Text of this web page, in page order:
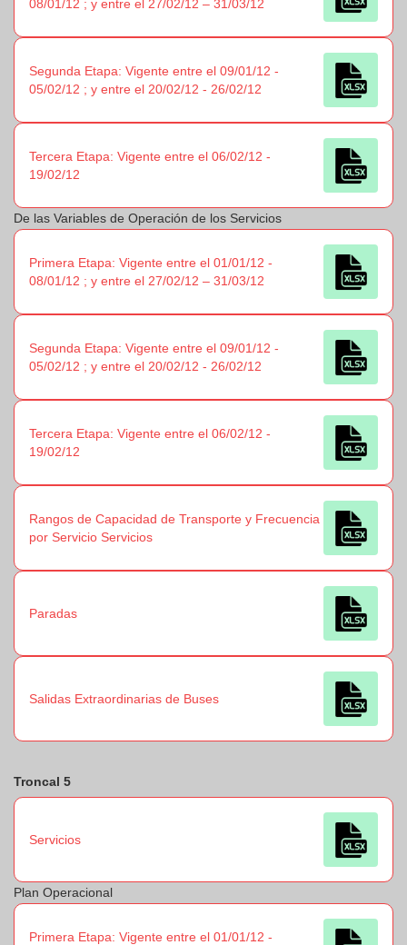
08/01/12 ; y entre el 27/02/12 – 31/03/12
Segunda Etapa: Vigente entre el 09/01/12 -
05/02/12 ; y entre el 20/02/12 - 26/02/12
Tercera Etapa: Vigente entre el 06/02/12 -
19/02/12
De las Variables de Operación de los Servicios
Primera Etapa: Vigente entre el 01/01/12 -
08/01/12 ; y entre el 27/02/12 – 31/03/12
Segunda Etapa: Vigente entre el 09/01/12 -
05/02/12 ; y entre el 20/02/12 - 26/02/12
Tercera Etapa: Vigente entre el 06/02/12 -
19/02/12
Rangos de Capacidad de Transporte y Frecuencia
por Servicio Servicios
Paradas
Salidas Extraordinarias de Buses
Troncal 5
Servicios
Plan Operacional
Primera Etapa: Vigente entre el 01/01/12 -